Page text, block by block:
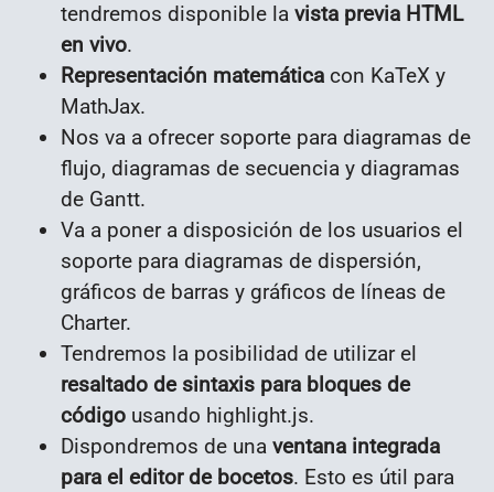
tendremos disponible la vista previa HTML
en vivo.
Representación matemática con KaTeX y
MathJax.
Nos va a ofrecer soporte para diagramas de
flujo, diagramas de secuencia y diagramas
de Gantt.
Va a poner a disposición de los usuarios el
soporte para diagramas de dispersión,
gráficos de barras y gráficos de líneas de
Charter.
Tendremos la posibilidad de utilizar el
resaltado de sintaxis para bloques de
código usando highlight.js.
Dispondremos de una ventana integrada
para el editor de bocetos. Esto es útil para